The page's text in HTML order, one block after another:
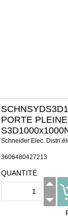
PORTE PLEINE
Schneider Elec.
3606480427213
QUANTITÉ